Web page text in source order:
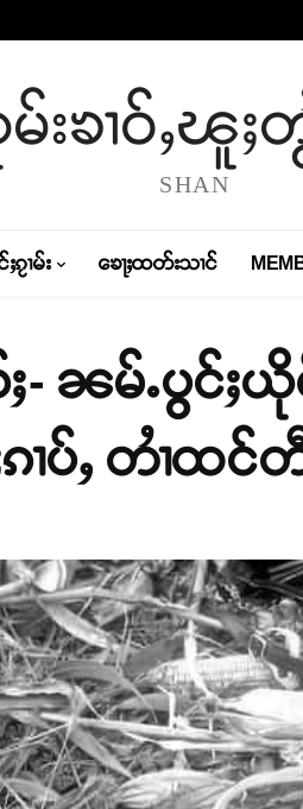
းၶၢဝ်ႇၽူႈ
SHAN
ႈၵႂၢမ်း ၶေႃႈထတ်းသၢင်
- ၼမ်ႉပွင်ႈယို
ပ်ႇ တၢႆထင်